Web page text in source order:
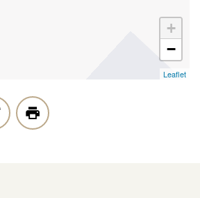
+
−
Leaflet